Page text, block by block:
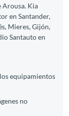
Arousa. Kia
en Santander,
Mieres, Gijón,
Santauto en
equipamientos
no